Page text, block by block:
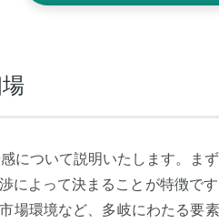
について説明いたします。ま
によって決まることが特徴で
場環境など、多岐にわたる要